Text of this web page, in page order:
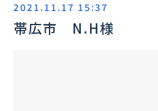
2021.11.17 15:37
帯広市 N.H様